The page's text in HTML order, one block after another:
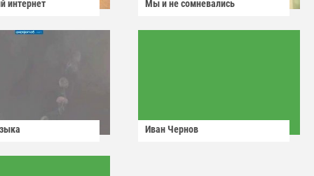
интернет Мы и не сомневались
Иван Чернов